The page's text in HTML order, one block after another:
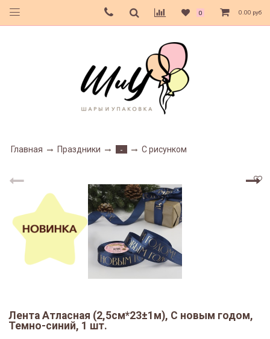
0 0.00 руб
Главная Праздники - С рисунком
Лента Атласная (2,5см*23±1м), С новым годом,
Темно-синий, 1 шт.